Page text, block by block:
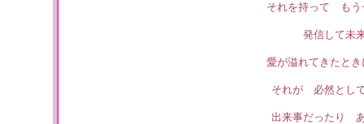
それを持って も
発信して未
愛が溢れてきたと
それが 必然とし
出来事だったり